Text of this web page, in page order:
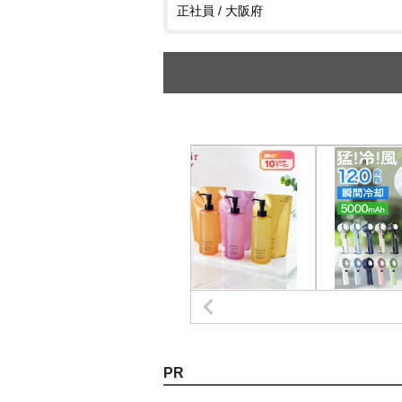
正社員 / 大阪府
PR